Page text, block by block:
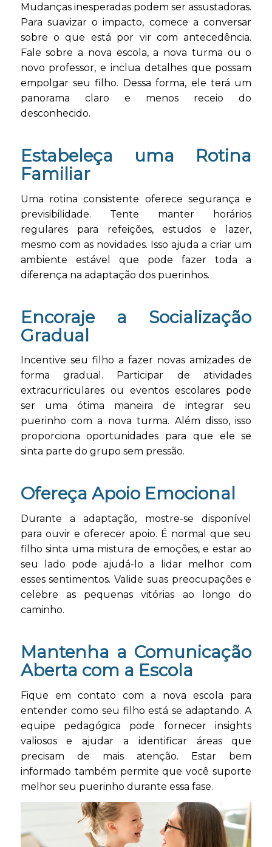
Mudanças inesperadas podem ser assustadoras.
Para suavizar o impacto, comece a conversar
sobre o que está por vir com antecedência.
Fale sobre a nova escola, a nova turma ou o
novo professor, e inclua detalhes que possam
empolgar seu filho. Dessa forma, ele terá um
panorama claro e menos receio do
desconhecido.
Estabeleça uma Rotina
Familiar
Uma rotina consistente oferece segurança e
previsibilidade. Tente manter horários
regulares para refeições, estudos e lazer,
mesmo com as novidades. Isso ajuda a criar um
ambiente estável que pode fazer toda a
diferença na adaptação dos puerinhos.
Encoraje a Socialização
Gradual
Incentive seu filho a fazer novas amizades de
forma gradual. Participar de atividades
extracurriculares ou eventos escolares pode
ser uma ótima maneira de integrar seu
puerinho com a nova turma. Além disso, isso
proporciona oportunidades para que ele se
sinta parte do grupo sem pressão.
Ofereça Apoio Emocional
Durante a adaptação, mostre-se disponível
para ouvir e oferecer apoio. É normal que seu
filho sinta uma mistura de emoções, e estar ao
seu lado pode ajudá-lo a lidar melhor com
esses sentimentos. Valide suas preocupações e
celebre as pequenas vitórias ao longo do
caminho.
Mantenha a Comunicação
Aberta com a Escola
Fique em contato com a nova escola para
entender como seu filho está se adaptando. A
equipe pedagógica pode fornecer insights
valiosos e ajudar a identificar áreas que
precisam de mais atenção. Estar bem
informado também permite que você suporte
melhor seu puerinho durante essa fase.